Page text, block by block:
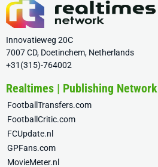
Innovatieweg 20C
7007 CD, Doetinchem, Netherlands
+31(315)-764002
Realtimes | Publishing Network
FootballTransfers.com
FootballCritic.com
FCUpdate.nl
GPFans.com
MovieMeter.nl